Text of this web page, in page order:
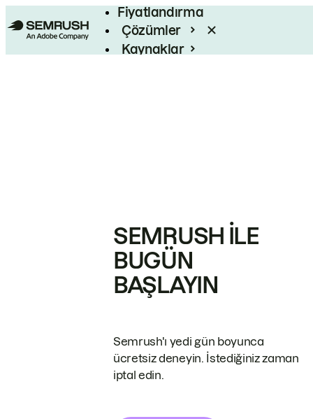
Fiyatlandırma
Çözümler
Kaynaklar
SEMRUSH ILE
BUGÜN
BAŞLAYIN
Semrush'ı yedi gün boyunca
ücretsiz deneyin. İstediğiniz zaman
iptal edin.